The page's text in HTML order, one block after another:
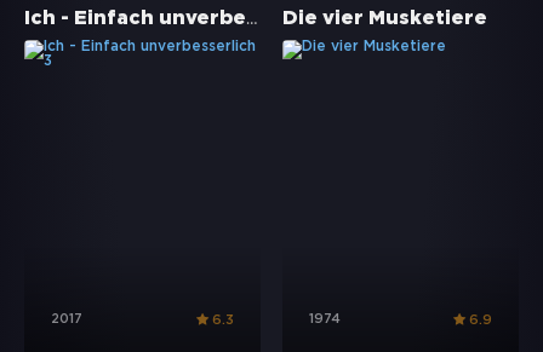
Ich - Einfach unverbesserlich 3
2017 6.3
Die vier Musketiere
1974 6.9